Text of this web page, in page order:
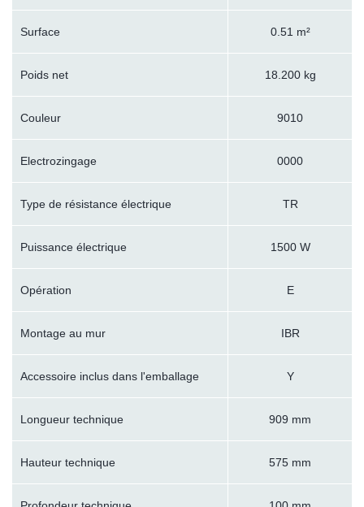
Surface 0.51 m²
Poids net 18.200 kg
Couleur 9010
Electrozingage 0000
Type de résistance électrique TR
Puissance électrique 1500 W
Opération E
Montage au mur IBR
Accessoire inclus dans l'emballage Y
Longueur technique 909 mm
Hauteur technique 575 mm